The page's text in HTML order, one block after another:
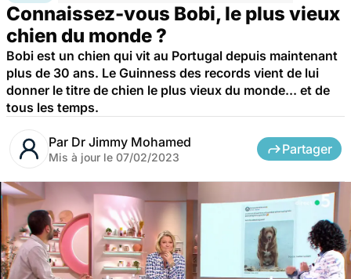
Connaissez-vous Bobi, le plus vieux
chien du monde ?
Bobi est un chien qui vit au Portugal depuis maintenant
plus de 30 ans. Le Guinness des records vient de lui
donner le titre de chien le plus vieux du monde... et de
tous les temps.
Par Dr Jimmy Mohamed
Mis à jour le 07/02/2023
Partager